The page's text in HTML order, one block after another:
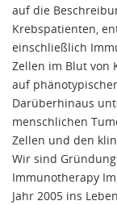
auf die
Krebspatienten,
einschließlich
Zellen im Blut von
auf
Darüberhinaus
menschlichen
Zellen und den
Wir sind
Immunotherapy
Jahr 2005 ins